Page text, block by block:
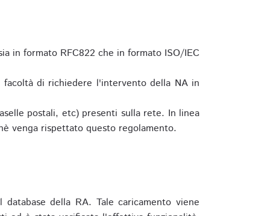
in formato RFC822 che in formato ISO/IEC
di richiedere l'intervento della NA in
postali, etc) presenti sulla rete. In linea
venga rispettato questo regolamento.
della RA. Tale caricamento viene